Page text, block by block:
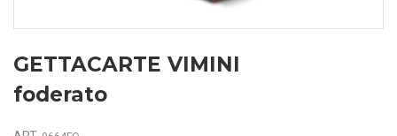
GETTACARTE VIMINI
foderato